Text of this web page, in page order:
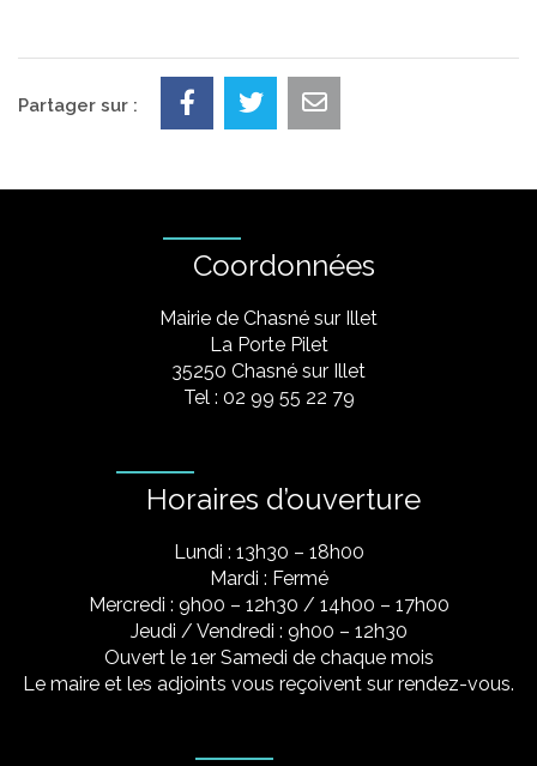
Partager sur :
Coordonnées
Mairie de Chasné sur Illet
La Porte Pilet
35250 Chasné sur Illet
Tel : 02 99 55 22 79
Horaires d’ouverture
Lundi : 13h30 – 18h00
Mardi : Fermé
Mercredi : 9h00 – 12h30 / 14h00 – 17h00
Jeudi / Vendredi : 9h00 – 12h30
Ouvert le 1er Samedi de chaque mois
Le maire et les adjoints vous reçoivent sur rendez-vous.